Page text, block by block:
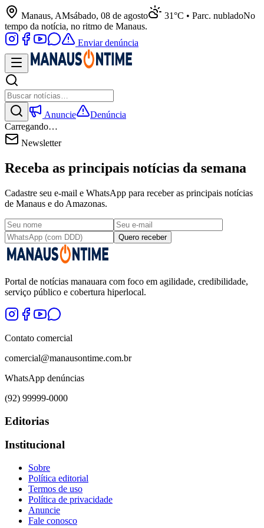
Manaus, AMsábado, 08 de agosto 31°C • Parc. nubladoNo
tempo da notícia, no ritmo de Manaus.
Enviar denúncia
Anuncie
Denúncia
Carregando…
Newsletter
Receba as principais notícias da semana
Cadastre seu e-mail e WhatsApp para receber as principais notícias
de Manaus e do Amazonas.
Quero receber
Portal de notícias manauara com foco em agilidade, credibilidade,
serviço público e cobertura hiperlocal.
Contato comercial
comercial@manausontime.com.br
WhatsApp denúncias
(92) 99999-0000
Editorias
Institucional
Sobre
Política editorial
Termos de uso
Política de privacidade
Anuncie
Fale conosco